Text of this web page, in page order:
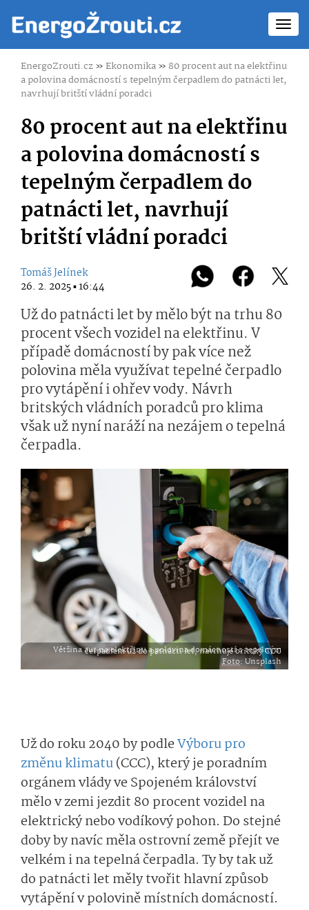
EnergoZrouti.cz»Ekonomika» 80 procent aut na elektřinu
a polovina domácností s tepelným čerpadlem do patnácti let,
navrhují britští vládní poradci
80 procent aut na elektřinu
a polovina domácností s
tepelným čerpadlem do
patnácti let, navrhují
britští vládní poradci
Tomáš Jelínek
26. 2. 2025 ▪ 16:44
Už do patnácti let by mělo být na trhu 80
procent všech vozidel na elektřinu. V
případě domácností by pak více než
polovina měla využívat tepelné čerpadlo
pro vytápění i ohřev vody. Návrh
britských vládních poradců pro klima
však už nyní naráží na nezájem o tepelná
čerpadla.
Většina aut na elektřinu a polovina domácností s tepelným čerpadlem už do patnácti let, navrhuje britský CCC
Foto: Unsplash
Už do roku 2040 by podleVýboru pro
změnu klimatu(CCC), který je poradním
orgánem vlády ve Spojeném království
mělo v zemi jezdit 80 procent vozidel na
elektrický nebo vodíkový pohon. Do stejné
doby by navíc měla ostrovní země přejít ve
velkém i na tepelná čerpadla. Ty by tak už
do patnácti let měly tvořit hlavní způsob
vytápění v polovině místních domácností.